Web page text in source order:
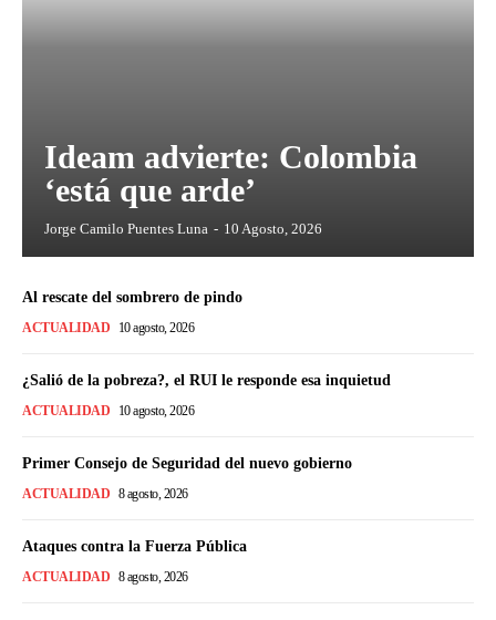
Ideam advierte: Colombia
‘está que arde’
Jorge Camilo Puentes Luna - 10 Agosto, 2026
Al rescate del sombrero de pindo
ACTUALIDAD 10 agosto, 2026
¿Salió de la pobreza?, el RUI le responde esa inquietud
ACTUALIDAD 10 agosto, 2026
Primer Consejo de Seguridad del nuevo gobierno
ACTUALIDAD 8 agosto, 2026
Ataques contra la Fuerza Pública
ACTUALIDAD 8 agosto, 2026